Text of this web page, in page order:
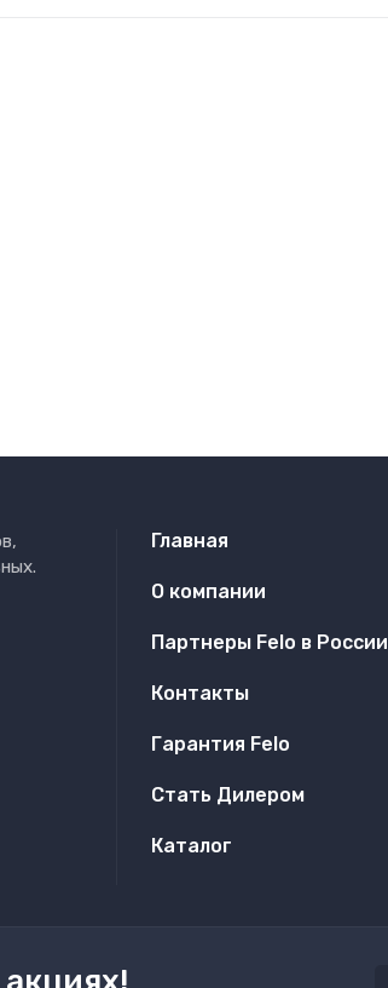
Главная
О компании
Партнеры Felo в России
Контакты
Гарантия Felo
Стать Дилером
Каталог